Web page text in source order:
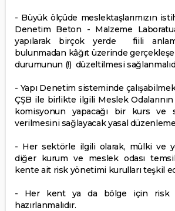
- Büyük ölçüde meslektaşlarımızın
Denetim Beton - Malzeme
yapılarak birçok yerde fiili
bulunmadan kâğıt üzerinde
durumunun (!) düzeltilmesi
- Yapı Denetim sisteminde
ÇŞB ile birlikte ilgili Meslek
komisyonun yapacağı bir kurs ve
verilmesini sağlayacak yasal
- Her sektörle ilgili olarak, mülki ve
diğer kurum ve meslek odası
kente ait risk yönetimi kurulları teşkil
- Her kent ya da bölge için risk
hazırlanmalıdır.